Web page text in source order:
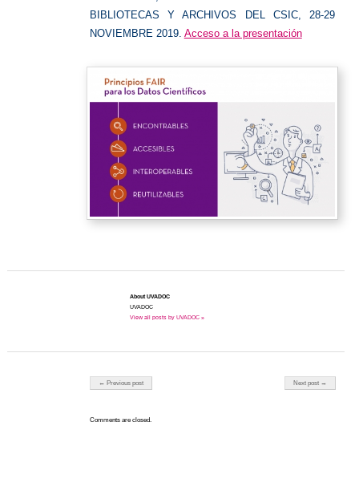
BIBLIOTECAS Y ARCHIVOS DEL CSIC, 28-29
NOVIEMBRE 2019. Acceso a la presentación
About UVADOC
UVADOC
View all posts by UVADOC »
Post navigation
← Previous post Next post →
Comments are closed.